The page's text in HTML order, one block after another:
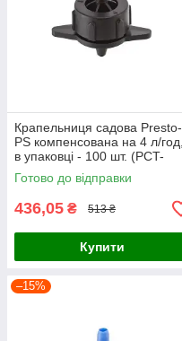
Крапельниця садова Presto-
PS компенсована на 4 л/год,
в упаковці - 100 шт. (PCT-
0104)
Готово до відправки
436,05 ₴ 513 ₴
Купити
–15%